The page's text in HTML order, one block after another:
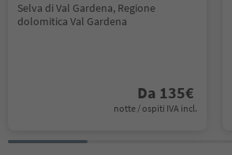
Selva di Val Gardena, Regione
dolomitica Val Gardena
Da 135€
notte / ospiti IVA incl.